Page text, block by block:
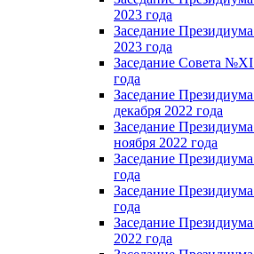
2023 года
Заседание
2023 года
Заседание Совета №XI
года
Заседание
декабря 2022 года
Заседание
ноября 2022 года
Заседание
года
Заседание
года
Заседание
2022 года